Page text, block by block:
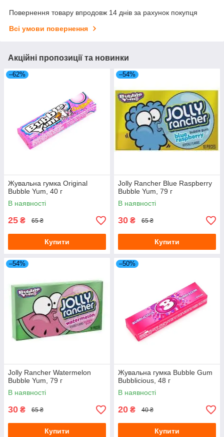
Повернення товару впродовж 14 днів за рахунок покупця
Всі умови повернення
Акційні пропозиції та новинки
–62%
Жувальна гумка Original
Bubble Yum, 40 г
В наявності
25 ₴ 65 ₴
Купити
–54%
Jolly Rancher Blue Raspberry
Bubble Yum, 79 г
В наявності
30 ₴ 65 ₴
Купити
–54%
Jolly Rancher Watermelon
Bubble Yum, 79 г
В наявності
30 ₴ 65 ₴
Купити
–50%
Жувальна гумка Bubble Gum
Bubblicious, 48 г
В наявності
20 ₴ 40 ₴
Купити